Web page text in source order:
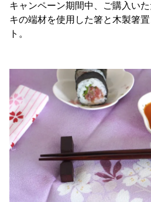
キャンペーン期間中、ご購入い
キの端材を使用した箸と木製箸
ト。